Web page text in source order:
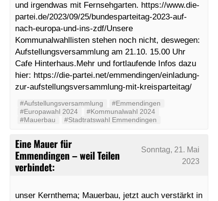
und irgendwas mit Fernsehgarten. https://www.die-
partei.de/2023/09/25/bundesparteitag-2023-auf-
nach-europa-und-ins-zdf/Unsere
Kommunalwahllisten stehen noch nicht, deswegen:
Aufstellungsversammlung am 21.10. 15.00 Uhr
Cafe Hinterhaus.Mehr und fortlaufende Infos dazu
hier: https://die-partei.net/emmendingen/einladung-
zur-aufstellungsversammlung-mit-kreisparteitag/
#Aufstellungsversammlung
#Emmendingen
#Europawahl 2024
#Kommunalwahl 2024
#Mauerbau
#Stadtratswahl Emmendingen
Eine Mauer für
Emmendingen – weil Teilen
verbindet:
Sonntag, 21. Mai
2023
unser Kernthema; Mauerbau, jetzt auch verstärkt in